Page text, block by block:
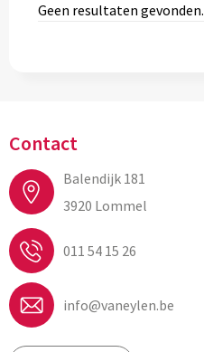
Geen resultaten gevonden.
Contact
Balendijk 181
3920 Lommel
011 54 15 26
info@vaneylen.be